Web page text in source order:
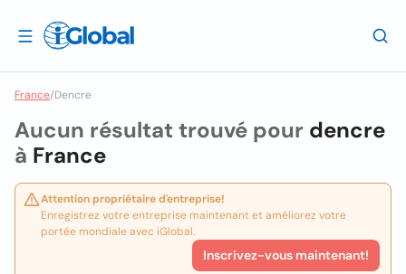
France/Dencre
Aucun résultat trouvé pour dencre
à France
Attention propriétaire d'entreprise!
Enregistrez votre entreprise maintenant et améliorez votre
portée mondiale avec iGlobal.
Inscrivez-vous maintenant!